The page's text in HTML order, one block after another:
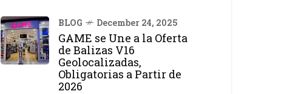
BLOG December 24, 2025
GAME se Une a la Oferta
de Balizas V16
Geolocalizadas,
Obligatorias a Partir de
2026